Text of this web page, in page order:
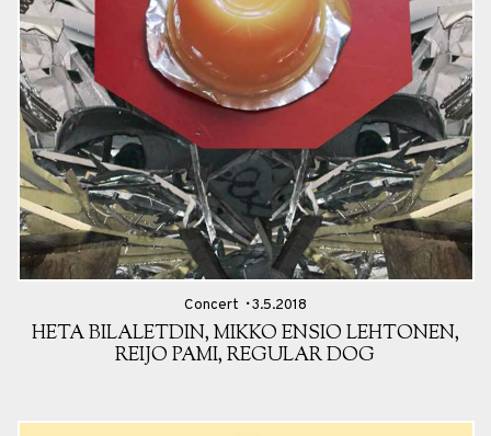
Concert 3.5.2018
HETA BILALETDIN, MIKKO ENSIO LEHTONEN,
REIJO PAMI, REGULAR DOG